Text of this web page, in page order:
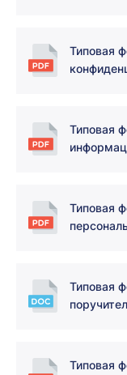
Типовая
Типовая
Типовая
Типовая
Типовая